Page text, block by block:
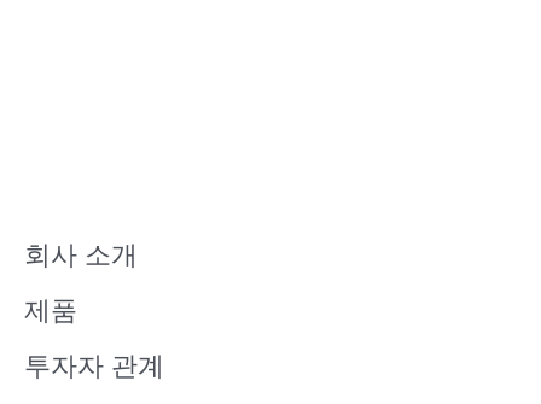
회사 소개
제품
투자자 관계